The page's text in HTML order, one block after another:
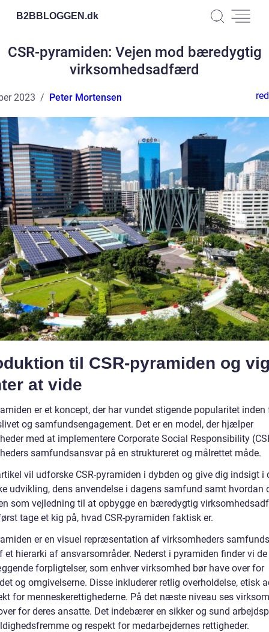
B2BBLOGGEN.dk
CSR-pyramiden: Vejen mod bæredygtig
virksomhedsadfærd
2023 Peter Mortensen
til CSR-pyramiden og
at vide
er et koncept, der har vundet stigende popularitet inden
og samfundsengagement. Det er en model, der hjælper
med at implementere Corporate Social Responsibility
samfundsansvar på en struktureret og målrettet måde.
vil udforske CSR-pyramiden i dybden og give dig indsigt i
udvikling, dens anvendelse i dagens samfund samt hvordan
som vejledning til at opbygge en bæredygtig
tage et kig på, hvad CSR-pyramiden faktisk er.
er en visuel repræsentation af virksomheders
et hierarki af ansvarsområder. Nederst i pyramiden finder vi de
forpligtelser, som enhver virksomhed bør have over for
og omgivelserne. Disse inkluderer retlig overholdelse, etisk
for menneskerettighederne. På det næste niveau ses
for deres ansatte. Det indebærer en sikker og sund
og respekt for medarbejdernes rettigheder.